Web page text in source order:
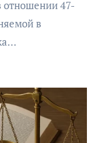
отношении 47-
в